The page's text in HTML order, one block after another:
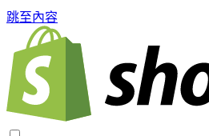
跳至內容